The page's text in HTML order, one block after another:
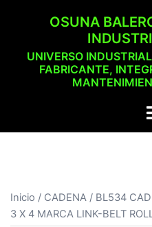
OSUNA
UNIVERSO
FABRICANTE,
Inicio / CADENA / BL534
3 X 4 MARCA LINK-BELT